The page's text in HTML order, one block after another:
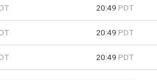
20:49 PDT
20:49 PDT
20:49 PDT